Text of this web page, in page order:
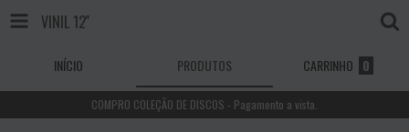
VINIL 12''
INÍCIO PRODUTOS CARRINHO 0
COMPRO COLEÇÃO DE DISCOS - Pagamento a vista.